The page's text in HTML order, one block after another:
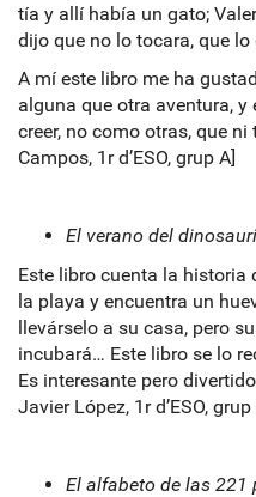
tía y allí había un gato;
dijo que no lo tocara, que
A mí este libro me ha
alguna que otra aventura,
creer, no como otras, que
Campos, 1r d’ESO, grup A]
El verano del
Este libro cuenta la historia
la playa y encuentra un
llevárselo a su casa, pero
incubará… Este libro se lo
Es interesante pero
Javier López, 1r d’ESO, grup
El alfabeto de las 221